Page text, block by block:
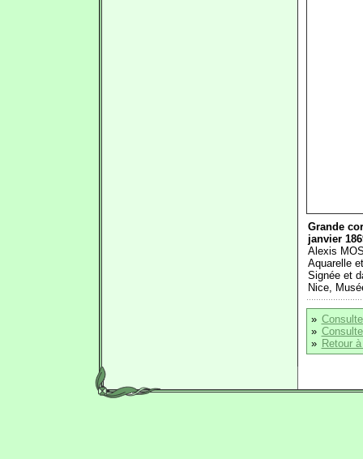
Grande
janvier
Alexis
Aquarelle
Signée et
Nice,
»
»
» Retour